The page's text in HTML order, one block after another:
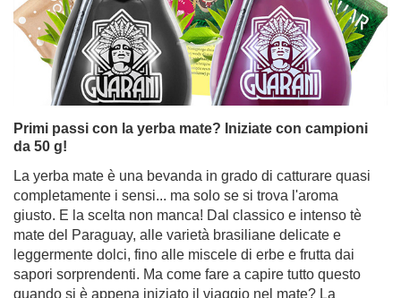
Tempismo perfetto! L'ibisco è una pianta che funziona
meravigliosamente come base per rinfrescanti bevande
estive e limonate fatte in casa, ma è altrettanto gustoso
servito caldo, ideale per le giornate più fresche. Non si
tratta solo di un bel fiore ornamentale: i petali di ibisco
essiccati sono ricchi di preziose proprietà e di un sapore
unico amato da tutto il mondo. Venite a scoprire quanto
sia potente questo fiore apparentemente modesto!
Per saperne di più